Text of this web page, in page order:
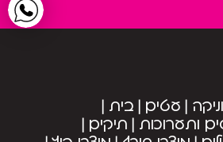
עטים בית
ותערוכות תיקים